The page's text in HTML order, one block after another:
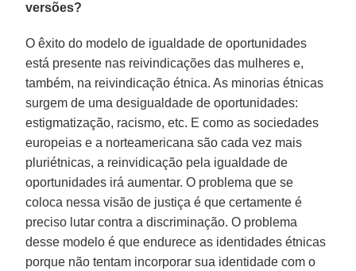
versões?
O êxito do modelo de igualdade de oportunidades
está presente nas reivindicações das mulheres e,
também, na reivindicação étnica. As minorias étnicas
surgem de uma desigualdade de oportunidades:
estigmatização, racismo, etc. E como as sociedades
europeias e a norteamericana são cada vez mais
pluriétnicas, a reinvidicação pela igualdade de
oportunidades irá aumentar. O problema que se
coloca nessa visão de justiça é que certamente é
preciso lutar contra a discriminação. O problema
desse modelo é que endurece as identidades étnicas
porque não tentam incorporar sua identidade com o